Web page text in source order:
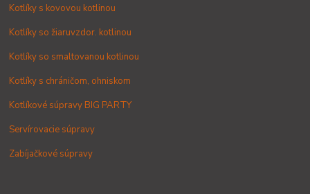
Kotlíky s kovovou kotlinou
Kotlíky so žiaruvzdor. kotlinou
Kotlíky so smaltovanou kotlinou
Kotlíky s chráničom, ohniskom
Kotlíkové súpravy BIG PARTY
Servírovacie súpravy
Zabíjačkové súpravy